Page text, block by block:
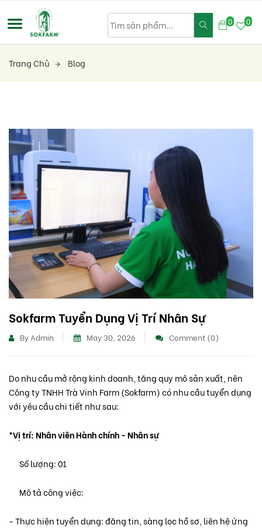
0 0
Trang Chủ Blog
Sokfarm Tuyển Dụng Vị Trí Nhân Sự
By Admin May 30, 2026 Comment (0)
Do nhu cầu mở rộng kinh doanh, tăng quy mô sản xuất, nên
Công ty TNHH Trà Vinh Farm (Sokfarm) có nhu cầu tuyển dụng
với yêu cầu chi tiết như sau:
*Vị trí: Nhân viên Hành chính - Nhân sự
Số lượng: 01
Mô tả công việc:
- Thực hiện tuyển dụng: đăng tin, sàng lọc hồ sơ, liên hệ ứng